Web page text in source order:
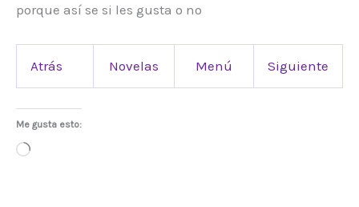
porque así se si les gusta o no
Atrás Novelas Menú Siguiente
Me gusta esto:
Cargando...